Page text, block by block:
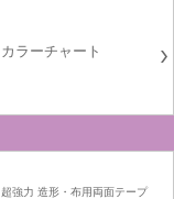
カラーチャート
超強力 造形・布用両面テープ